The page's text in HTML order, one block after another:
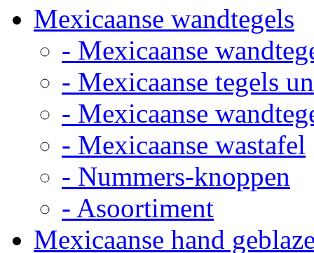
Mexicaanse wandtegels
- Mexicaanse
- Mexicaanse tegels
- Mexicaanse
- Mexicaanse wastafel
- Nummers-knoppen
- Asoortiment
Mexicaanse hand